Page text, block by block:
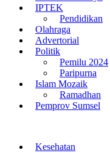
IPTEK
Pendidikan
Olahraga
Advertorial
Politik
Pemilu 2024
Paripurna
Islam Mozaik
Ramadhan
Pemprov Sumsel
Kesehatan